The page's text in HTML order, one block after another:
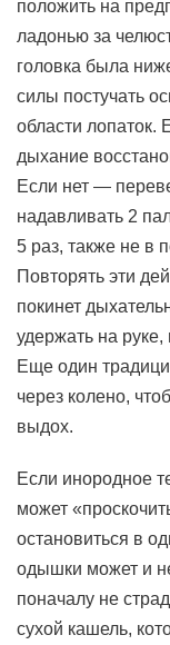
положить на
ладонью за
головка была
силы постучать
области лопаток.
дыхание
Если нет —
надавливать 2
5 раз, также не в
Повторять эти
покинет
удержать на
Еще один
через колено,
выдох.
Если инородное
может
остановиться в
одышки может и
поначалу не
сухой кашель,